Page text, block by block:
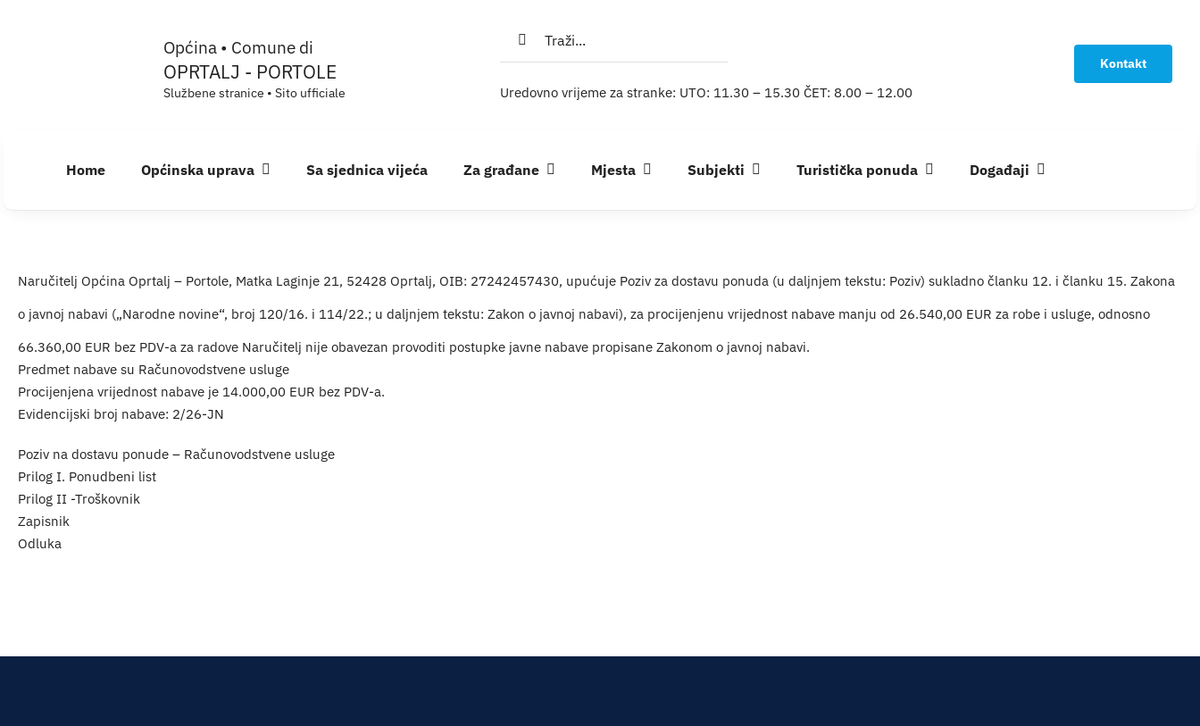
Općina • Comune di
OPRTALJ - PORTOLE
Službene stranice • Sito ufficiale
Traži...
Uredovno vrijeme za stranke: UTO: 11.30 – 15.30 ČET: 8.00 – 12.00
Kontakt
Home Općinska uprava Sa sjednica vijeća Za građane Mjesta Subjekti Turistička ponuda Događaji
Naručitelj Općina Oprtalj – Portole, Matka Laginje 21, 52428 Oprtalj, OIB: 27242457430, upućuje Poziv za dostavu ponuda (u daljnjem tekstu: Poziv) sukladno članku 12. i članku 15. Zakona
o javnoj nabavi („Narodne novine“, broj 120/16. i 114/22.; u daljnjem tekstu: Zakon o javnoj nabavi), za procijenjenu vrijednost nabave manju od 26.540,00 EUR za robe i usluge, odnosno
66.360,00 EUR bez PDV-a za radove Naručitelj nije obavezan provoditi postupke javne nabave propisane Zakonom o javnoj nabavi.
Predmet nabave su Računovodstvene usluge
Procijenjena vrijednost nabave je 14.000,00 EUR bez PDV-a.
Evidencijski broj nabave: 2/26-JN
Poziv na dostavu ponude – Računovodstvene usluge
Prilog I. Ponudbeni list
Prilog II -Troškovnik
Zapisnik
Odluka